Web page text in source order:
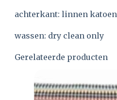
achterkant: linnen katoen
wassen: dry clean only
Gerelateerde producten